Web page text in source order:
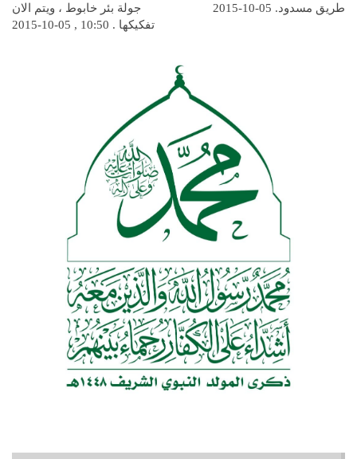
طريق مسدود. 05-10-2015
جولة بئر خابوط ، ويتم الان
تفكيكها . 10:50 , 05-10-2015